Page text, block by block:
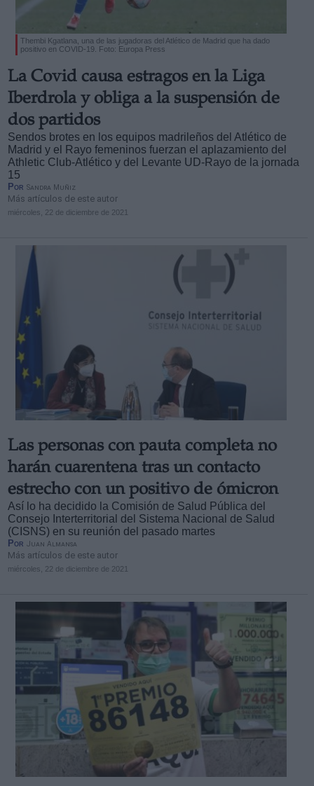
Thembi Kgatlana, una de las jugadoras del Atlético de Madrid que ha dado
positivo en COVID-19. Foto: Europa Press
La Covid causa estragos en la Liga
Iberdrola y obliga a la suspensión de
dos partidos
Sendos brotes en los equipos madrileños del Atlético de
Madrid y el Rayo femeninos fuerzan el aplazamiento del
Athletic Club-Atlético y del Levante UD-Rayo de la jornada
15
Por Sandra Muñiz
Más artículos de este autor
miércoles, 22 de diciembre de 2021
Las personas con pauta completa no
harán cuarentena tras un contacto
estrecho con un positivo de ómicron
Así lo ha decidido la Comisión de Salud Pública del
Consejo Interterritorial del Sistema Nacional de Salud
(CISNS) en su reunión del pasado martes
Por Juan Almansa
Más artículos de este autor
miércoles, 22 de diciembre de 2021